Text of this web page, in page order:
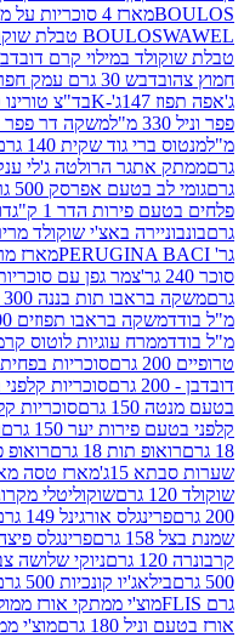
קרם דובדבן 86 גרם
דבש 30 גרם עמק חפר
טרולי בורגר
בד"צ טורינו טנטיישן חלב 189
משקה דר פפר בקבוק 450מ"ל
גוד שקית 140 גרם
הרולטה ג'לי ענק 90 גרם
אפרסק 500 גרם
לקריץ בלוק
הדר 1 ק"ג
באצ'י שוקולד מריר 175 גר'
מארז מרציפן ללא
תות בננה 300 מ"ל בודד
בראבו תפוזים 300 מ"ל בודד
עוגיות לוטוס קרמל 400 גרם
סוכריות בפחית פרות יער - 175 גרם
סוכריות קלפני בטעם פירות 150
סוכריות קלפני בטעם
יער 150 גרם
ריטר חלב
תות 18 גרם
רואופ פטל 18 גרם
מארז טסה מאוהב מארז
שוקוליטלי מקרונים תות שדה 90
אורגינל 149 גרם
פרינגלס
פרינגלס פיצה 158 גרם
ניוקי שלושה צבעים 500 גרם
קונכיות 500 גרם
ממתקי אורז ממולאים בטעם
גרם
מוצ'י ממתקי אורז